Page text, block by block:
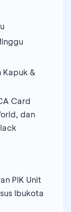
Kapuk &
Card
dan
PIK Unit
Ibukota